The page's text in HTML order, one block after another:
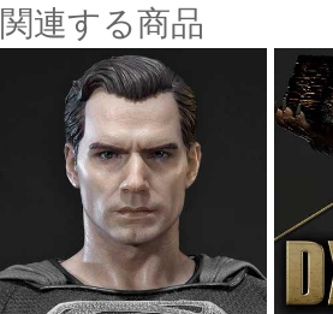
関連する商品